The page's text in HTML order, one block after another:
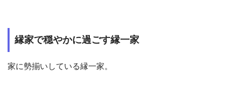
縁家で穏やかに過ごす縁一家
家に勢揃いしている縁一家。